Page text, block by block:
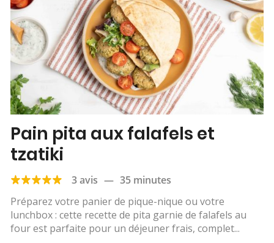
Pain pita aux falafels et
tzatiki
3 avis — 35 minutes
Préparez votre panier de pique-nique ou votre
lunchbox : cette recette de pita garnie de falafels au
four est parfaite pour un déjeuner frais, complet...